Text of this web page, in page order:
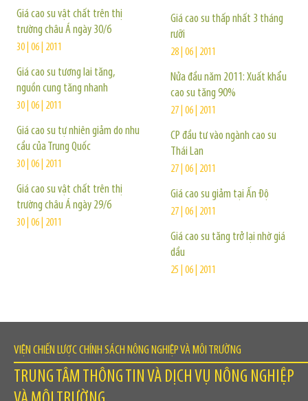
Giá cao su vật chất trên thị
trường châu Á ngày 30/6
30 | 06 | 2011
Giá cao su tương lai tăng,
nguồn cung tăng nhanh
30 | 06 | 2011
Giá cao su tự nhiên giảm do nhu
cầu của Trung Quốc
30 | 06 | 2011
Giá cao su vật chất trên thị
trường châu Á ngày 29/6
30 | 06 | 2011
Giá cao su thấp nhất 3 tháng
rưỡi
28 | 06 | 2011
Nửa đầu năm 2011: Xuất khẩu
cao su tăng 90%
27 | 06 | 2011
CP đầu tư vào ngành cao su
Thái Lan
27 | 06 | 2011
Giá cao su giảm tại Ấn Độ
27 | 06 | 2011
Giá cao su tăng trở lại nhờ giá
dầu
25 | 06 | 2011
VIỆN CHIẾN LƯỢC CHÍNH SÁCH NÔNG NGHIỆP VÀ MÔI TRƯỜNG
TRUNG TÂM THÔNG TIN VÀ DỊCH VỤ NÔNG NGHIỆP